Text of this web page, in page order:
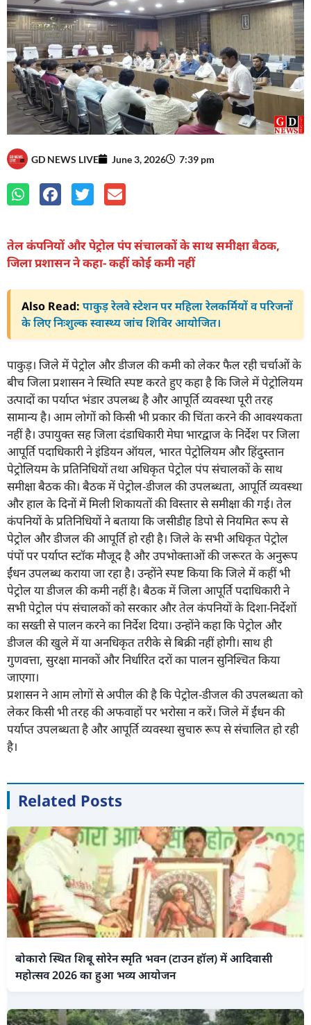
GD NEWS LIVE June 3, 2026 7:39 pm
तेल कंपनियों और पेट्रोल पंप संचालकों के साथ समीक्षा बैठक,
जिला प्रशासन ने कहा- कहीं कोई कमी नहीं
Also Read: पाकुड़ रेलवे स्टेशन पर महिला रेलकर्मियों व परिजनों
के लिए निःशुल्क स्वास्थ्य जांच शिविर आयोजित।
पाकुड़। जिले में पेट्रोल और डीजल की कमी को लेकर फैल रही चर्चाओं के
बीच जिला प्रशासन ने स्थिति स्पष्ट करते हुए कहा है कि जिले में पेट्रोलियम
उत्पादों का पर्याप्त भंडार उपलब्ध है और आपूर्ति व्यवस्था पूरी तरह
सामान्य है। आम लोगों को किसी भी प्रकार की चिंता करने की आवश्यकता
नहीं है। उपायुक्त सह जिला दंडाधिकारी मेघा भारद्वाज के निर्देश पर जिला
आपूर्ति पदाधिकारी ने इंडियन ऑयल, भारत पेट्रोलियम और हिंदुस्तान
पेट्रोलियम के प्रतिनिधियों तथा अधिकृत पेट्रोल पंप संचालकों के साथ
समीक्षा बैठक की। बैठक में पेट्रोल-डीजल की उपलब्धता, आपूर्ति व्यवस्था
और हाल के दिनों में मिली शिकायतों की विस्तार से समीक्षा की गई। तेल
कंपनियों के प्रतिनिधियों ने बताया कि जसीडीह डिपो से नियमित रूप से
पेट्रोल और डीजल की आपूर्ति हो रही है। जिले के सभी अधिकृत पेट्रोल
पंपों पर पर्याप्त स्टॉक मौजूद है और उपभोक्ताओं की जरूरत के अनुरूप
ईंधन उपलब्ध कराया जा रहा है। उन्होंने स्पष्ट किया कि जिले में कहीं भी
पेट्रोल या डीजल की कमी नहीं है। बैठक में जिला आपूर्ति पदाधिकारी ने
सभी पेट्रोल पंप संचालकों को सरकार और तेल कंपनियों के दिशा-निर्देशों
का सख्ती से पालन करने का निर्देश दिया। उन्होंने कहा कि पेट्रोल और
डीजल की खुले में या अनधिकृत तरीके से बिक्री नहीं होगी। साथ ही
गुणवत्ता, सुरक्षा मानकों और निर्धारित दरों का पालन सुनिश्चित किया
जाएगा।
प्रशासन ने आम लोगों से अपील की है कि पेट्रोल-डीजल की उपलब्धता को
लेकर किसी भी तरह की अफवाहों पर भरोसा न करें। जिले में ईंधन की
पर्याप्त उपलब्धता है और आपूर्ति व्यवस्था सुचारु रूप से संचालित हो रही
है।
Related Posts
बोकारो स्थित शिबू सोरेन स्मृति भवन (टाउन हॉल) में आदिवासी
महोत्सव 2026 का हुआ भव्य आयोजन